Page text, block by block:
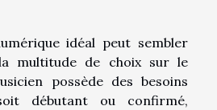
idéal peut sembler
multitude de choix sur le
possède des besoins
débutant ou confirmé,